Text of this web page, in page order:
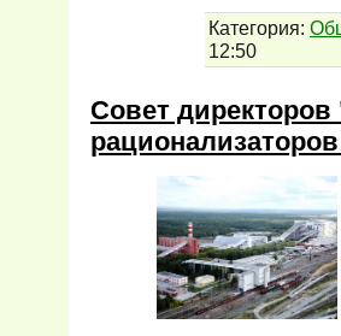
Категория:
12:50
Совет